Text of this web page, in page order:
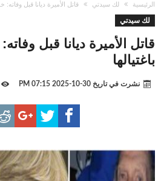
الرئيسية لك سيدتي قاتل الأميرة ديانا قبل وفاته:
لك سيدتي
قاتل الأميرة ديانا قبل
باغتيالها
نشرت في تاريخ 30-10-2025 07:15 PM